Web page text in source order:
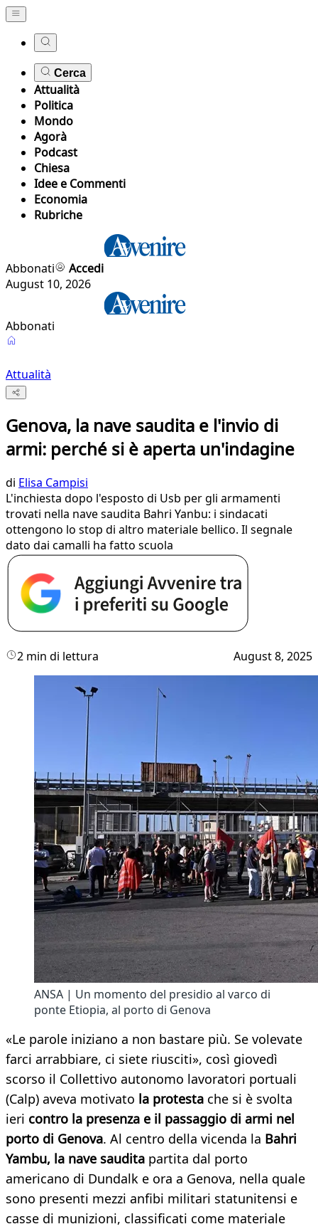
Cerca
Attualità
Politica
Mondo
Agorà
Podcast
Chiesa
Idee e Commenti
Economia
Rubriche
Abbonati
Accedi
August 10, 2026
Abbonati
Attualità
Genova, la nave saudita e l'invio di
armi: perché si è aperta un'indagine
di Elisa Campisi
L'inchiesta dopo l'esposto di Usb per gli armamenti
trovati nella nave saudita Bahri Yanbu: i sindacati
ottengono lo stop di altro materiale bellico. Il segnale
dato dai camalli ha fatto scuola
2 min di lettura August 8, 2025
ANSA | Un momento del presidio al varco di
ponte Etiopia, al porto di Genova
«Le parole iniziano a non bastare più. Se volevate
farci arrabbiare, ci siete riusciti», così giovedì
scorso il Collettivo autonomo lavoratori portuali
(Calp) aveva motivato la protesta che si è svolta
ieri contro la presenza e il passaggio di armi nel
porto di Genova. Al centro della vicenda la Bahri
Yambu, la nave saudita partita dal porto
americano di Dundalk e ora a Genova, nella quale
sono presenti mezzi anfibi militari statunitensi e
casse di munizioni, classificati come materiale